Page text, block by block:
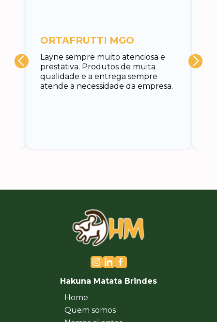
Layne sempre muito atenciosa e
prestativa. Produtos de muita
qualidade e a entrega sempre
atende a necessidade da empresa.
ORTAFRUTTI MGO
Hakuna Matata Brindes
Home
Quem somos